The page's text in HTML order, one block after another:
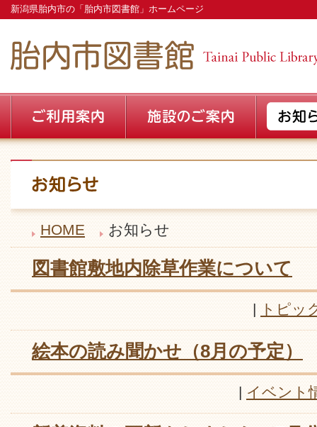
新潟県胎内市の「胎内市図書館」ホームページ
HOME お知らせ
図書館敷地内除草作業について
| トピッ
絵本の読み聞かせ（8月の予定）
| イベント